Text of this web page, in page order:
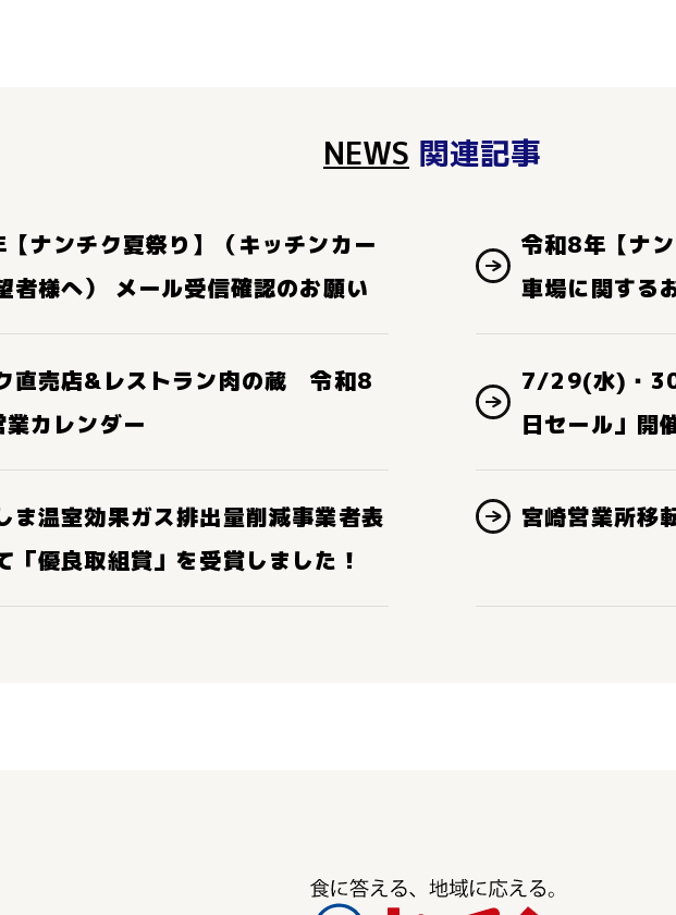
NEWS 関連記事
ナンチク夏祭り】（キッチンカー
者様へ） メール受信確認のお願い
令和8年【ナ
車場に関する
直売店&レストラン肉の蔵 令和8
カレンダー
7/29(水)・
日セール」開
ま温室効果ガス排出量削減事業者表
「優良取組賞」を受賞しました！
宮崎営業所移